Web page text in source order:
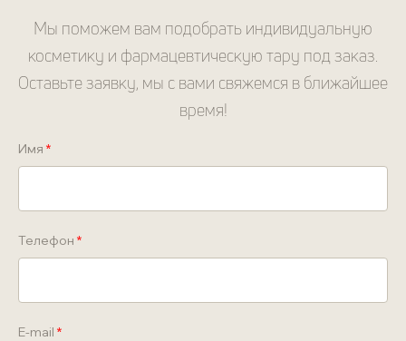
Мы поможем вам подобрать индивидуальную
косметику и фармацевтическую тару под заказ.
Оставьте заявку, мы с вами свяжемся в ближайшее
время!
Имя
Телефон
E-mail